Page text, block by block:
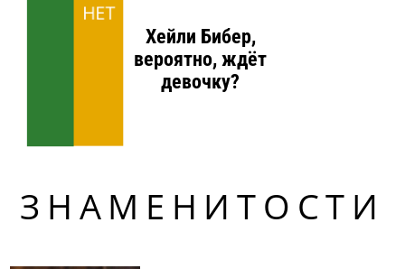
НЕТ
Хейли Бибер,
вероятно, ждёт
девочку?
ЗНАМЕНИТОСТИ